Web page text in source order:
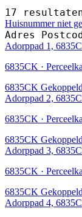
17
Huisnummer niet
Adres
Adorppad 1,
6835CK ·
6835CK Gekoppeld
Adorppad 2,
6835CK ·
6835CK Gekoppeld
Adorppad 3,
6835CK ·
6835CK Gekoppeld
Adorppad 4,